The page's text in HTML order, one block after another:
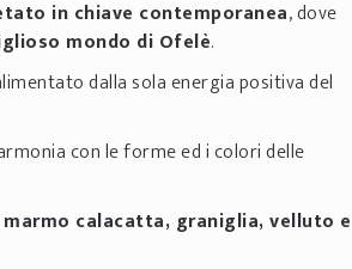
in chiave contemporanea, dove
mondo di Ofelè.
dalla sola energia positiva del
con le forme ed i colori delle
calacatta, graniglia, velluto e